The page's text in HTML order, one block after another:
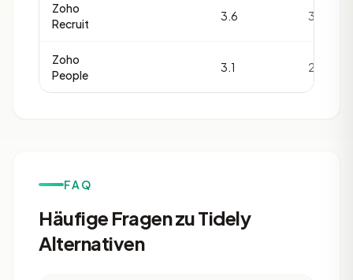
Zoho
Recruit
3.6 3
Zoho
People
3.1 2
FAQ
Häufige Fragen zu Tidely
Alternativen